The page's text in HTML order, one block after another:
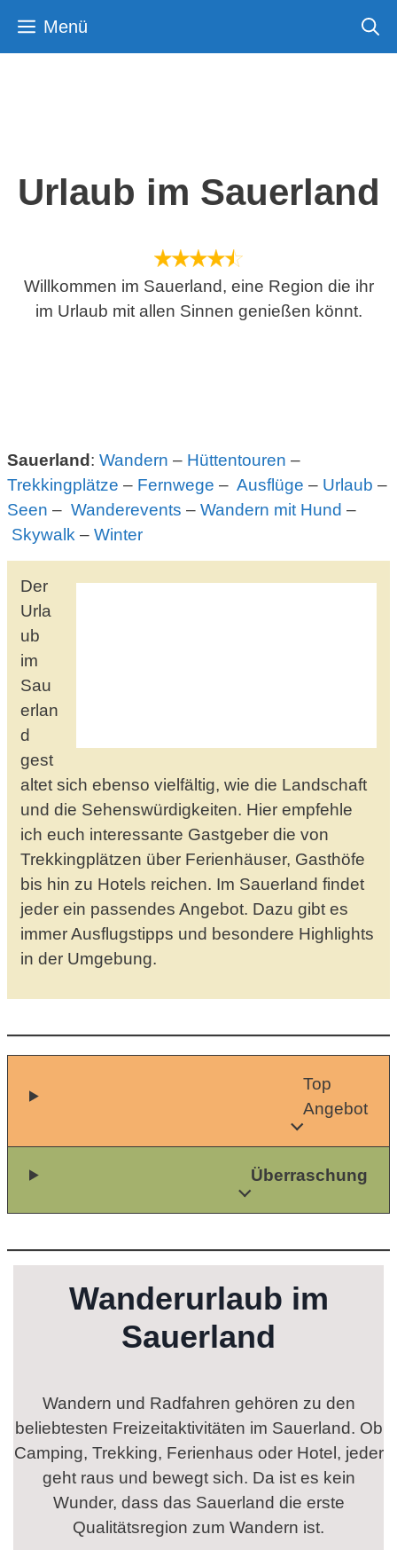
Inhalt Menü
Urlaub im Sauerland
Willkommen im Sauerland, eine Region die ihr
im Urlaub mit allen Sinnen genießen könnt.
Sauerland : Wandern – Hüttentouren –
Trekkingplätze – Fernwege – Ausflüge – Urlaub –
Seen – Wanderevents – Wandern mit Hund –
Skywalk – Winter
Der
Urla
ub
im
Sau
erlan
d
gest
altet sich ebenso vielfältig, wie die Landschaft
und die Sehenswürdigkeiten. Hier empfehle
ich euch interessante Gastgeber die von
Trekkingplätzen über Ferienhäuser, Gasthöfe
bis hin zu Hotels reichen. Im Sauerland findet
jeder ein passendes Angebot. Dazu gibt es
immer Ausflugstipps und besondere Highlights
in der Umgebung.
Top
Angebot
Überraschung
Wanderurlaub im
Sauerland
Wandern und Radfahren gehören zu den
beliebtesten Freizeitaktivitäten im Sauerland. Ob
Camping, Trekking, Ferienhaus oder Hotel, jeder
geht raus und bewegt sich. Da ist es kein
Wunder, dass das Sauerland die erste
Qualitätsregion zum Wandern ist.